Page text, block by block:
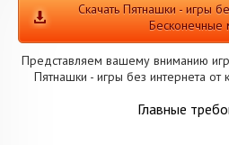
Скачать Пятнашки - игры
Бесконечные
Представляем вашему вниманию
Пятнашки - игры без интернета от
Главные